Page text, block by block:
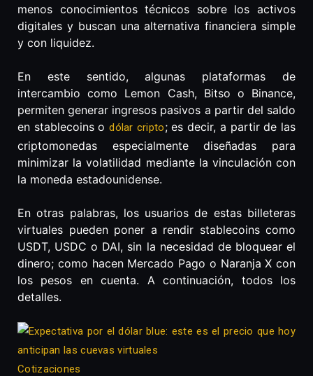
menos conocimientos técnicos sobre los activos
digitales y buscan una alternativa financiera simple
y con liquidez.
En este sentido, algunas plataformas de
intercambio como Lemon Cash, Bitso o Binance,
permiten generar ingresos pasivos a partir del saldo
en stablecoins odólar cripto; es decir, a partir de las
criptomonedas especialmente diseñadas para
minimizar la volatilidad mediante la vinculación con
la moneda estadounidense.
En otras palabras, los usuarios de estas billeteras
virtuales pueden poner a rendir stablecoins como
USDT, USDC o DAI, sin la necesidad de bloquear el
dinero; como hacen Mercado Pago o Naranja X con
los pesos en cuenta. A continuación, todos los
detalles.
Cotizaciones